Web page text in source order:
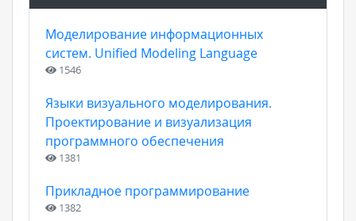
Моделирование информационных
систем. Unified Modeling Language
1546
Языки визуального моделирования.
Проектирование и визуализация
программного обеспечения
1381
Прикладное программирование
1382